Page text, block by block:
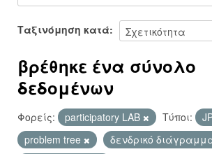
Σχετικά
Ταξινόμηση κατά
βρέθηκε ένα σύνολο
δεδομένων
Φορείς: participatory LAB Τύποι:
problem tree
δενδρικό